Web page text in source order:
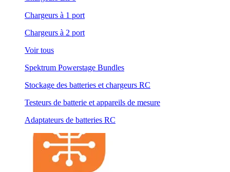
Chargeurs à 1 port
Chargeurs à 2 port
Voir tous
Spektrum Powerstage Bundles
Stockage des batteries et chargeurs RC
Testeurs de batterie et appareils de mesure
Adaptateurs de batteries RC